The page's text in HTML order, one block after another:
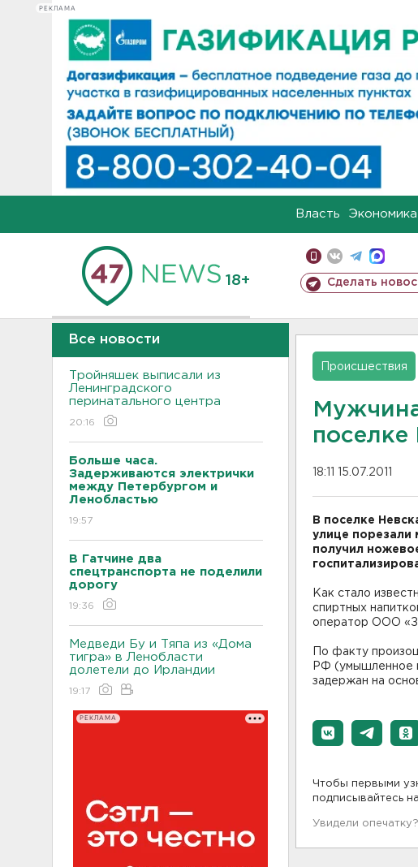
РЕКЛАМА
Власть Экономика
18+ Сделать
Все новости
Тройняшек выписали из
Ленинградского
перинатального центра
20:16
Больше часа.
Задерживаются электрички
между Петербургом и
Ленобластью
19:57
В Гатчине два
спецтранспорта не поделили
дорогу
19:36
Медведи Бу и Тяпа из «Дома
тигра» в Ленобласти
долетели до Ирландии
19:17
РЕКЛАМА
Происшествия
поселке
18:11 15.07.2011
В поселке
улице порезали
получил
Как стало
спиртных
оператор ООО
По факту
РФ (умышленное
задержан на
Чтобы первыми
подписывайтесь на
Увидели